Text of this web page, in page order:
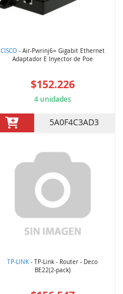
CISCO- Air-Pwrinj6= Gigabit Ethernet
Adaptador E Inyector de Poe
$152.226
4 unidades
5A0F4C3AD3
TP-LINK - TP-Link - Router - Deco
BE22(2-pack)